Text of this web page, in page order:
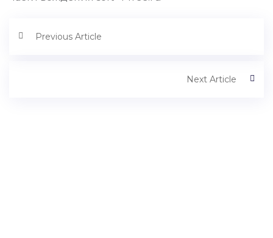
Previous Article
Next Article